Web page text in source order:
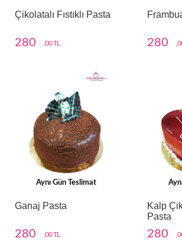
Çikolatalı Fıstıklı Pasta
280 ,00 TL 280
Aynı Gün Teslimat
Ganaj Pasta
280 ,00 TL
Kalp
Pasta
280